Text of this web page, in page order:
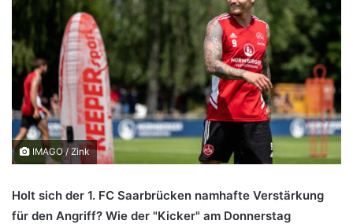
IMAGO / Zink
Holt sich der 1. FC Saarbrücken namhafte Verstärkung
für den Angriff? Wie der "Kicker" am Donnerstag